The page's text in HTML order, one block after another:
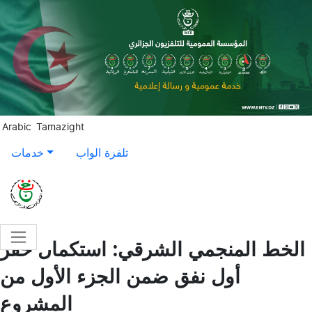
Aller au contenu principal
Arabic Tamazight
خدمات تلفزة الواب
الخط المنجمي الشرقي: استكمال حفر
أول نفق ضمن الجزء الأول من
المشروع